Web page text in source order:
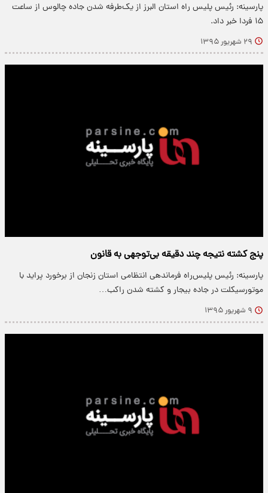
پارسینه: رئیس پلیس راه استان البرز از یک‌طرفه شدن جاده چالوس از ساعت
۱۵ فردا خبر داد.
۲۹ شهریور ۱۳۹۵
پنج کشته نتیجه چند دقیقه بی‌توجهی به قانون
پارسینه: رئیس پلیس‌راه فرماندهی انتظامی استان زنجان از برخورد پراید با
موتورسیکلت در جاده بیجار و کشته شدن راکب…
۹ شهریور ۱۳۹۵